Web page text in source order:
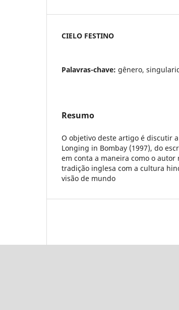
CIELO FESTINO
Palavras-chave: gênero,
Resumo
O objetivo deste artigo é discutir
Longing in Bombay (1997), do
em conta a maneira como o
tradição inglesa com a cultura
visão de mundo